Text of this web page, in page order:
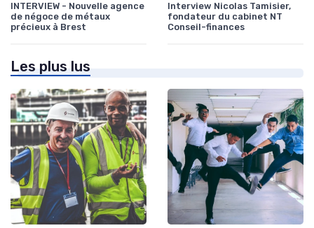
INTERVIEW - Nouvelle agence
de négoce de métaux
précieux à Brest
Interview Nicolas Tamisier,
fondateur du cabinet NT
Conseil-finances
Les plus lus